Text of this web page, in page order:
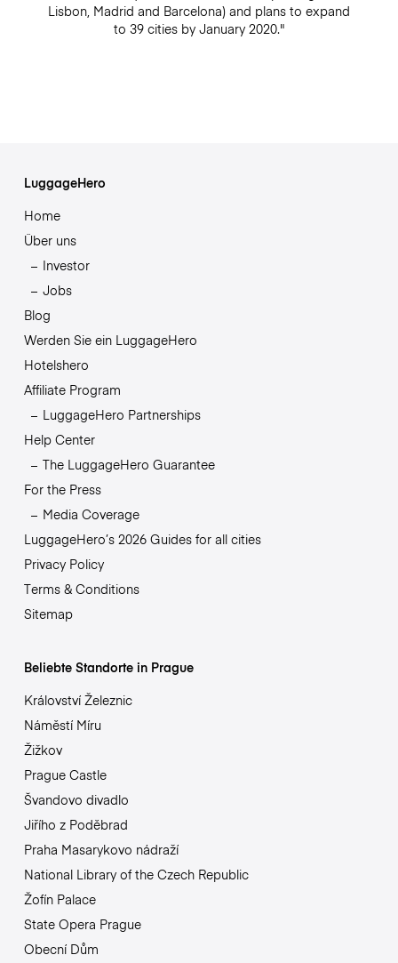
Lisbon, Madrid and Barcelona) and plans to expand
to 39 cities by January 2020."
LuggageHero
Home
Über uns
Investor
Jobs
Blog
Werden Sie ein LuggageHero
Hotelshero
Affiliate Program
LuggageHero Partnerships
Help Center
The LuggageHero Guarantee
For the Press
Media Coverage
LuggageHero’s 2026 Guides for all cities
Privacy Policy
Terms & Conditions
Sitemap
Beliebte Standorte in Prague
Království Železnic
Náměstí Míru
Žižkov
Prague Castle
Švandovo divadlo
Jiřího z Poděbrad
Praha Masarykovo nádraží
National Library of the Czech Republic
Žofín Palace
State Opera Prague
Obecní Dům